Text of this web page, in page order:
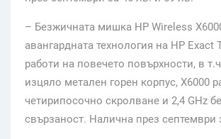
– Безжичната мишка HP Wireless
авангардната технология на HP Exact
работи на повечето повърхности, в
изцяло метален горен корпус, X6000
четирипосочно скролване и 2,4 GHz
свързаност. Налична през септември